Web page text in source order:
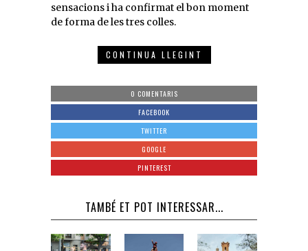
sensacions i ha confirmat el bon moment
de forma de les tres colles.
CONTINUA LLEGINT
0 COMENTARIS
FACEBOOK
TWITTER
GOOGLE
PINTEREST
TAMBÉ ET POT INTERESSAR...